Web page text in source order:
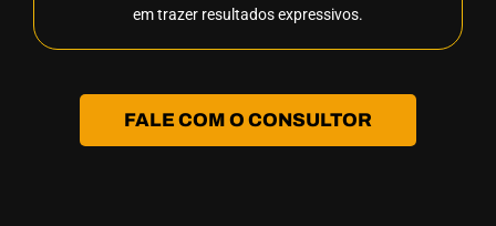
em trazer resultados expressivos.
FALE COM O CONSULTOR